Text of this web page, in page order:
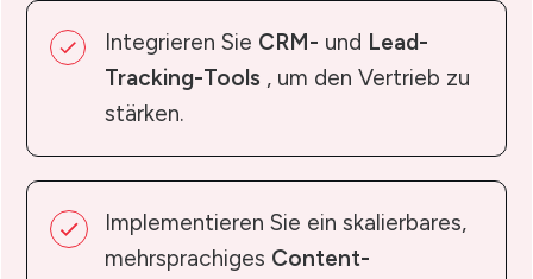
Integrieren Sie CRM- und Lead-
Tracking-Tools , um den Vertrieb zu
stärken.
Implementieren Sie ein skalierbares,
mehrsprachiges Content-